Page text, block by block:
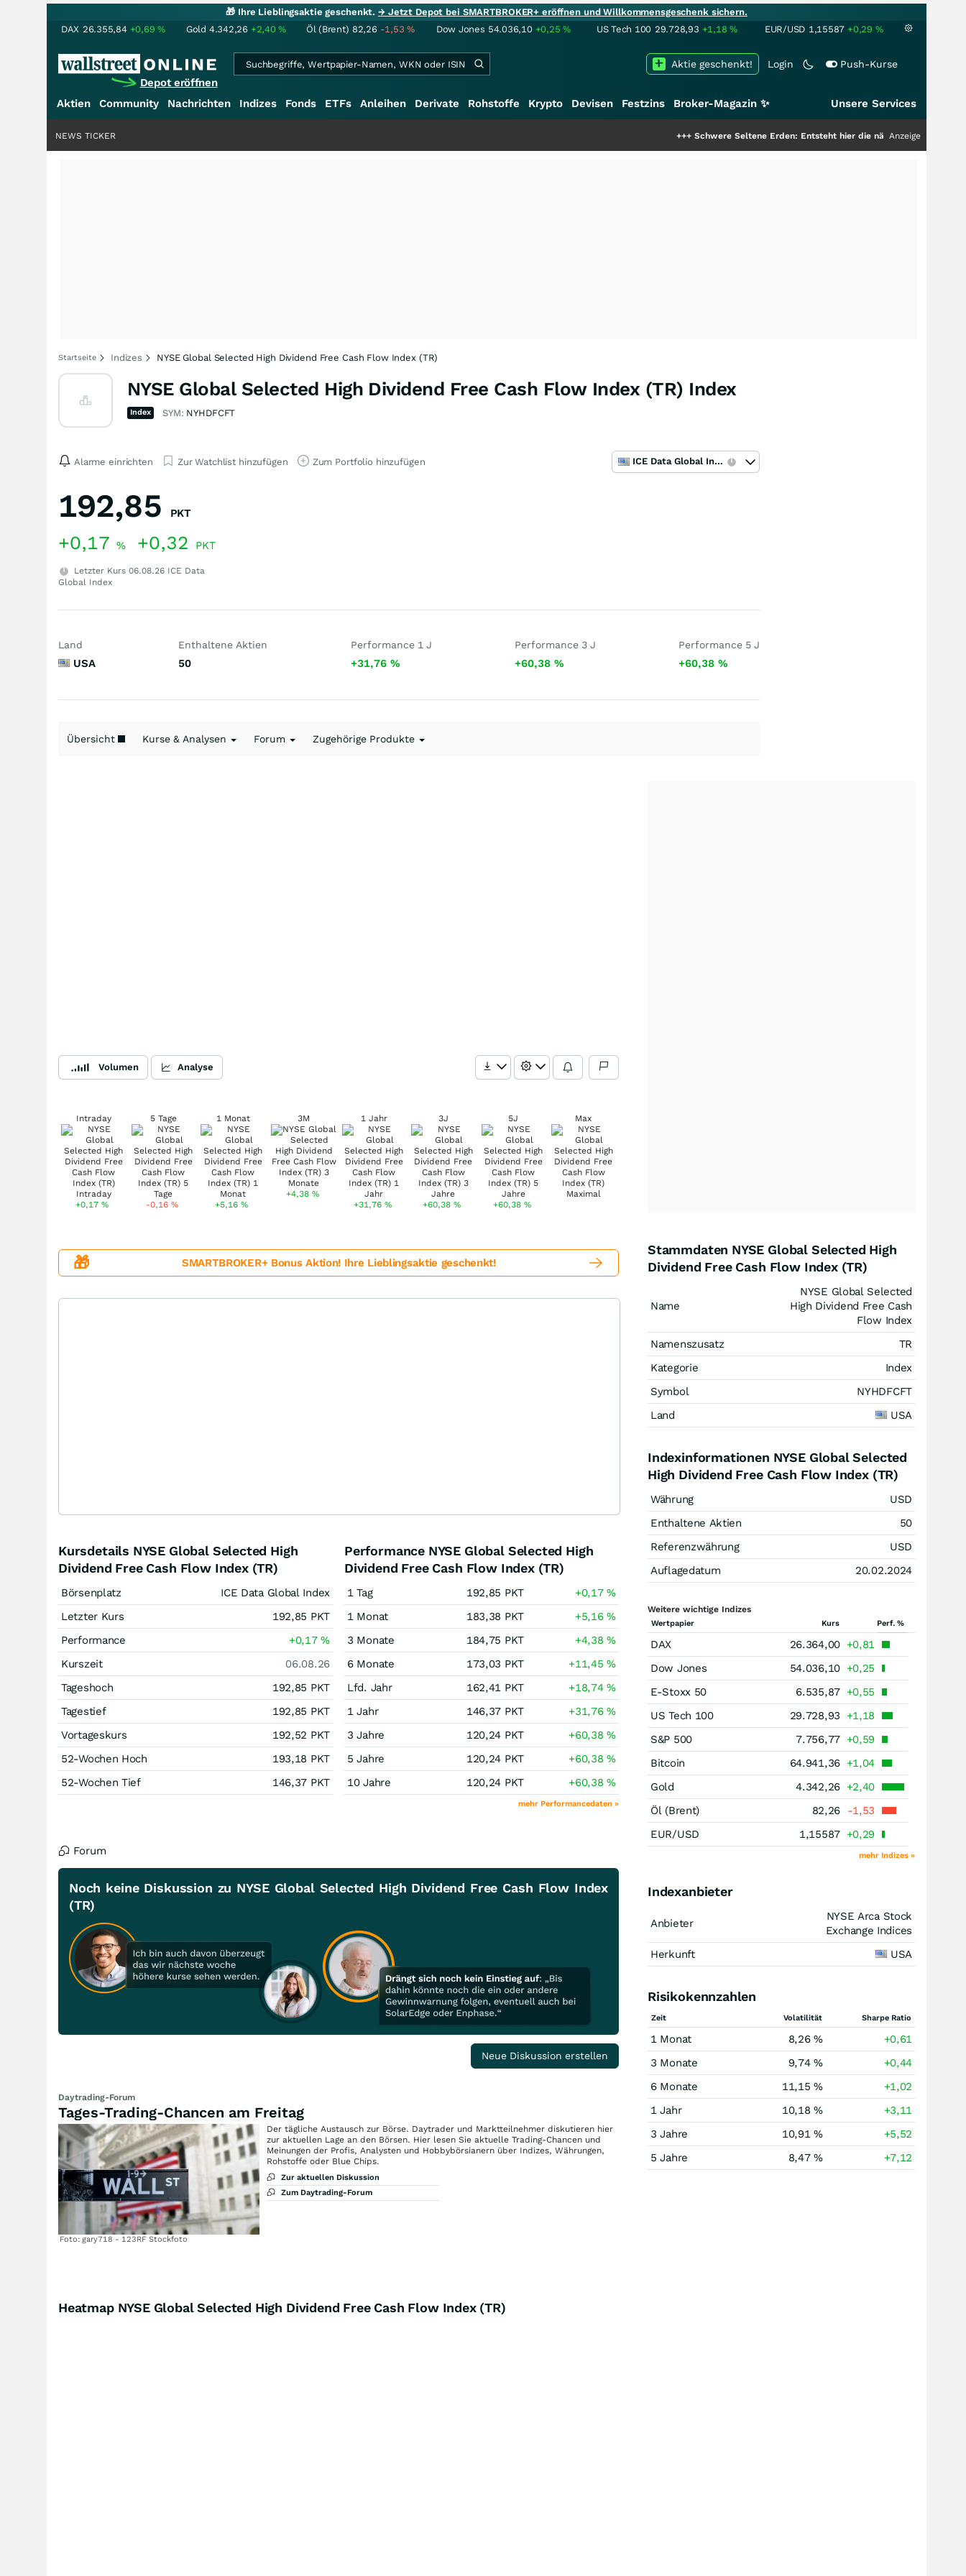
🎁 Ihre Lieblingsaktie geschenkt.→ Jetzt Depot bei SMARTBROKER+ eröffnen und Willkommensgeschenk sichern.
DAX 26.355,84 +0,69% Gold 4.342,26 +2,40% Öl (Brent) 82,26 -1,53% Dow Jones 54.036,10 +0,25% US Tech 100 29.728,93 +1,18% EUR/USD 1,15587 +0,29 %
Depot eröffnen
Login Push-Kurse
Aktie geschenkt!
Aktien Community Nachrichten Indizes Fonds ETFs Anleihen Derivate Rohstoffe Krypto Devisen Festzins Broker-Magazin ✨ Unsere Services
Schwere Seltene Erden: Entsteht hier die nächste Milliardenstory?
Anzeige
NEWS TICKER
Startseite Indizes NYSE Global Selected High Dividend Free Cash Flow Index (TR)
NYSE Global Selected High Dividend Free Cash Flow Index (TR) Index
Index SYM: NYHDFCFT
Alarme einrichten Zur Watchlist hinzufügen Zum Portfolio hinzufügen ICE Data Global Index
192,85 PKT
+0,17 % +0,32 PKT
Letzter Kurs 06.08.26 ICE Data
Global Index
Land
USA
Enthaltene Aktien
50
Performance 1 J
+31,76 %
Performance 3 J
+60,38 %
Performance 5 J
+60,38 %
Übersicht Kurse & Analysen Forum Zugehörige Produkte
Volumen Analyse
Intraday
+0,17%
5 Tage
-0,16 %
1 Monat
+5,16%
3M
+4,38 %
1 Jahr
+31,76 %
3J
+60,38%
5J
+60,38 %
Max
🎁 SMARTBROKER+ Bonus Aktion! Ihre Lieblingsaktie geschenkt!
Kursdetails NYSE Global Selected High
Dividend Free Cash Flow Index (TR)
Börsenplatz
ICE Data Global Index
Letzter Kurs
192,85 PKT
Performance
+0,17%
Kurszeit
06.08.26
Tageshoch
192,85 PKT
Tagestief
192,85 PKT
Vortageskurs
192,52 PKT
52-Wochen Hoch
193,18 PKT
52-Wochen Tief
146,37 PKT
Performance NYSE Global Selected High
Dividend Free Cash Flow Index (TR)
1 Tag 192,85 PKT +0,17%
1 Monat
183,38 PKT +5,16%
3 Monate
184,75 PKT +4,38%
6 Monate
173,03 PKT +11,45%
Lfd. Jahr
162,41 PKT +18,74%
1 Jahr
146,37 PKT +31,76%
3 Jahre
120,24 PKT +60,38%
5 Jahre
120,24 PKT +60,38%
10 Jahre
120,24 PKT +60,38%
mehr Performancedaten »
Forum
Noch keine Diskussion zu NYSE Global Selected High Dividend Free Cash Flow Index
(TR)
Neue Diskussion erstellen
Daytrading-Forum
Tages-Trading-Chancen am Freitag
Foto: gary718 - 123RF Stockfoto
Der tägliche Austausch zur Börse. Daytrader und Marktteilnehmer diskutieren hier
zur aktuellen Lage an den Börsen. Hier lesen Sie aktuelle Trading-Chancen und
Meinungen der Profis, Analysten und Hobbybörsianern über Indizes, Währungen,
Rohstoffe oder Blue Chips.
Zur aktuellen Diskussion
Zum Daytrading-Forum
Stammdaten NYSE Global Selected High
Dividend Free Cash Flow Index (TR)
Name
NYSE Global Selected
High Dividend Free Cash
Flow Index
Namenszusatz
TR
Kategorie
Index
Symbol
NYHDFCFT
Land
USA
Indexinformationen NYSE Global Selected
High Dividend Free Cash Flow Index (TR)
Währung
USD
Enthaltene Aktien
50
Referenzwährung
USD
Auflagedatum
20.02.2024
Weitere wichtige Indizes
Wertpapier Kurs Perf. %
DAX 26.364,00 +0,81
Dow Jones
54.036,10 +0,25
E-Stoxx 50
6.535,87 +0,55
US Tech 100
29.728,93
+1,18
S&P 500
7.756,77 +0,59
Bitcoin
64.941,36 +1,04
Gold
4.342,26 +2,40
Öl (Brent)
82,26
-1,53
EUR/USD
1,15587 +0,29
mehr Indizes »
Indexanbieter
Anbieter
NYSE Arca Stock
Exchange Indices
Herkunft
USA
Risikokennzahlen
Zeit Volatilität Sharpe Ratio
1 Monat 8,26 %
+0,61
3 Monate
9,74 %
+0,44
6 Monate
11,15 %
+1,02
1 Jahr
10,18 %
+3,11
3 Jahre
10,91 %
+5,52
5 Jahre
8,47 % +7,12
Heatmap NYSE Global Selected High Dividend Free Cash Flow Index (TR)